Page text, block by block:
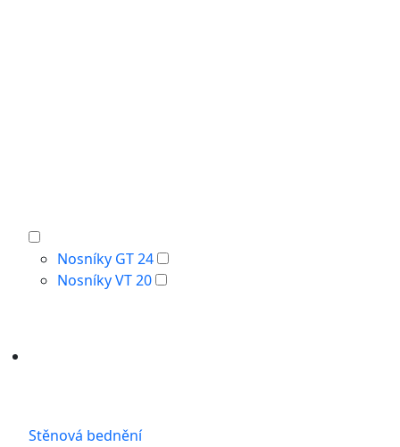
Nosníky GT 24
Nosníky VT 20
Stěnová bednění